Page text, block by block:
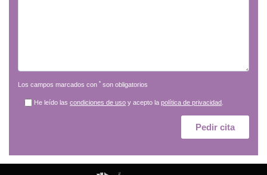
Los campos marcados con * son obligatorios
He leído lascondiciones de uso y acepto lapolítica de privacidad